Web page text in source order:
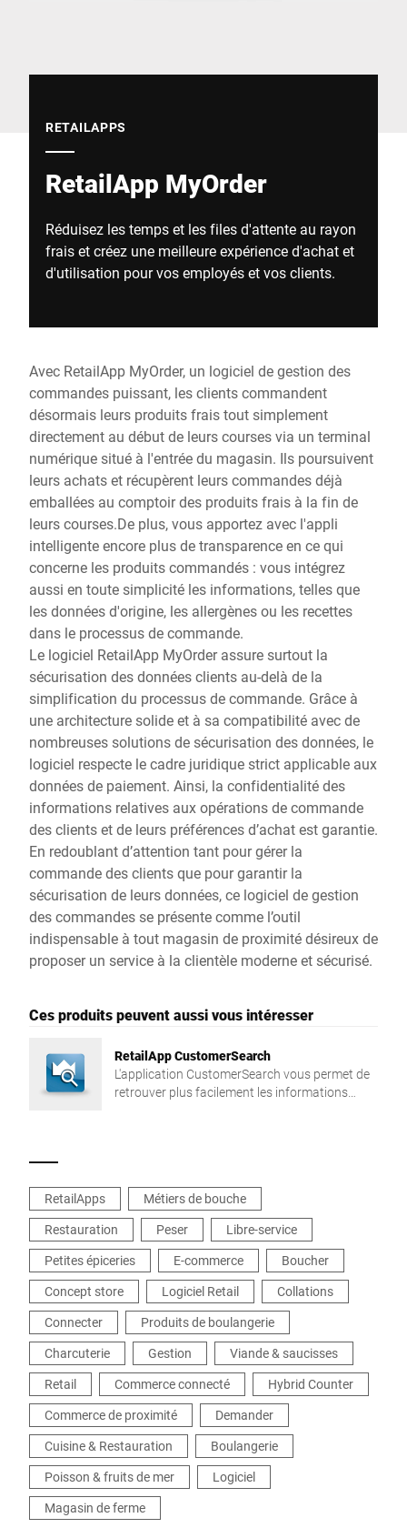
RETAILAPPS
RetailApp MyOrder
Réduisez les temps et les files d'attente au rayon
frais et créez une meilleure expérience d'achat et
d'utilisation pour vos employés et vos clients.
Avec RetailApp MyOrder, un logiciel de gestion des
commandes puissant, les clients commandent
désormais leurs produits frais tout simplement
directement au début de leurs courses via un terminal
numérique situé à l'entrée du magasin. Ils poursuivent
leurs achats et récupèrent leurs commandes déjà
emballées au comptoir des produits frais à la fin de
leurs courses.De plus, vous apportez avec l'appli
intelligente encore plus de transparence en ce qui
concerne les produits commandés : vous intégrez
aussi en toute simplicité les informations, telles que
les données d'origine, les allergènes ou les recettes
dans le processus de commande.
Le logiciel RetailApp MyOrder assure surtout la
sécurisation des données clients au-delà de la
simplification du processus de commande. Grâce à
une architecture solide et à sa compatibilité avec de
nombreuses solutions de sécurisation des données, le
logiciel respecte le cadre juridique strict applicable aux
données de paiement. Ainsi, la confidentialité des
informations relatives aux opérations de commande
des clients et de leurs préférences d’achat est garantie.
En redoublant d’attention tant pour gérer la
commande des clients que pour garantir la
sécurisation de leurs données, ce logiciel de gestion
des commandes se présente comme l’outil
indispensable à tout magasin de proximité désireux de
proposer un service à la clientèle moderne et sécurisé.
Ces produits peuvent aussi vous intéresser
RetailApp CustomerSearch
L'application CustomerSearch vous permet de
retrouver plus facilement les informations
RetailApps
Métiers de bouche
Restauration
Peser
Libre-service
Petites épiceries
E-commerce
Boucher
Concept store
Logiciel Retail
Collations
Connecter
Produits de boulangerie
Charcuterie
Gestion
Viande & saucisses
Retail
Commerce connecté
Hybrid Counter
Commerce de proximité
Demander
Cuisine & Restauration
Boulangerie
Poisson & fruits de mer
Logiciel
Magasin de ferme